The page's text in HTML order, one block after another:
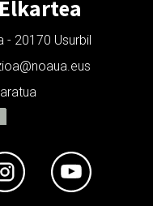
- 20170 Usurbil